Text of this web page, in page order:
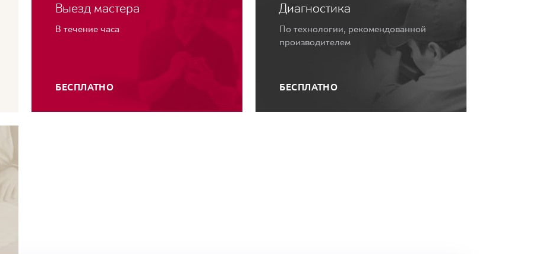
Выезд мастера
В течение часа
БЕСПЛАТНО
Диагностика
По технологии, рекомендованной
производителем
БЕСПЛАТНО